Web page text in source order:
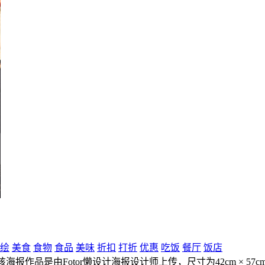
美食 食物 食品 美味 折扣 打折 优惠 吃饭 餐厅 饭店
报作品是由Fotor懒设计海报设计师上传，尺寸为42cm ×